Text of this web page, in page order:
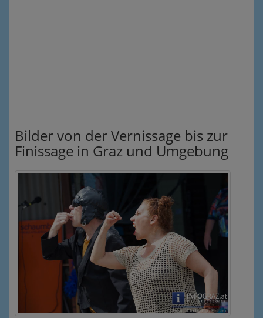
Bilder von der Vernissage bis zur
Finissage in Graz und Umgebung